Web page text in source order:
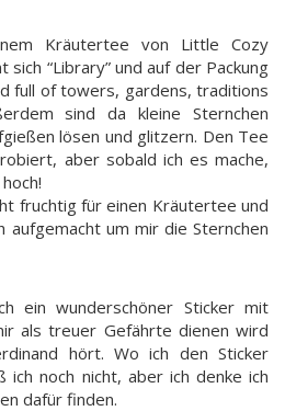
Kräutertee von Little Cozy
“Library” und auf der Packung
full of towers, gardens, traditions
sind da kleine Sternchen
lösen und glitzern. Den Tee
aber sobald ich es mache,
fruchtig für einen Kräutertee und
aufgemacht um mir die Sternchen
ein wunderschöner Sticker mit
als treuer Gefährte dienen wird
hört. Wo ich den Sticker
ich noch nicht, aber ich denke ich
dafür finden.